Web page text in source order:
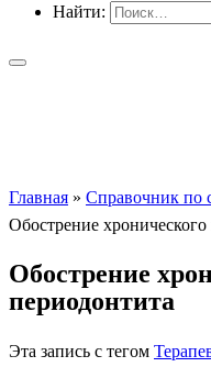
Найти:
Главная » Справочник по
Обострение
Обострение
периодонтита
Эта запись с тегом